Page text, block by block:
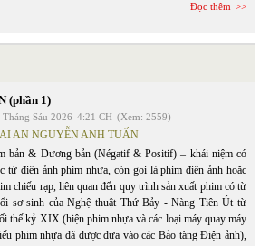
Đọc thêm
(phần 1)
Tháng Sáu 2026 4:21 CH (Xem: 2559)
AN NGUYỄN ANH TUẤN
bản & Dương bản (Négatif & Positif) – khái niệm có
từ điện ảnh phim nhựa, còn gọi là phim điện ảnh hoặc
chiếu rạp, liên quan đến quy trình sản xuất phim có từ
sơ sinh của Nghệ thuật Thứ Bảy - Nàng Tiên Út từ
thế kỷ XIX (hiện phim nhựa và các loại máy quay máy
phim nhựa đã được đưa vào các Bảo tàng Điện ảnh),